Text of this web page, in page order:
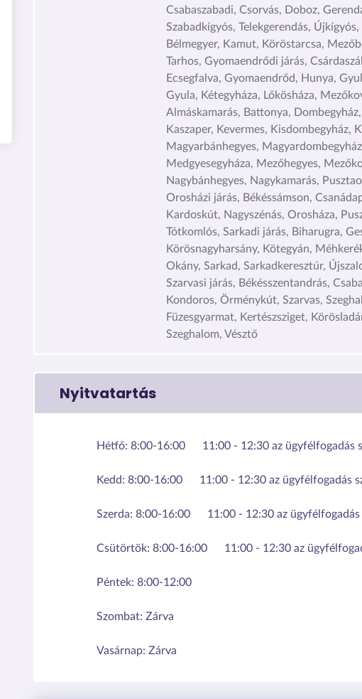
Csabaszabadi, Csorvás, Doboz,
Szabadkígyós, Telekgerendás, Újkígyós,
Bélmegyer, Kamut, Köröstarcsa,
Tarhos, Gyomaendrődi járás,
Ecsegfalva, Gyomaendrőd, Hunya,
Gyula, Kétegyháza, Lőkösháza,
Almáskamarás, Battonya,
Kaszaper, Kevermes, Kisdombegyház,
Magyarbánhegyes,
Medgyesegyháza, Mezőhegyes,
Nagybánhegyes, Nagykamarás,
Orosházi járás, Békéssámson,
Kardoskút, Nagyszénás, Orosháza,
Tótkomlós, Sarkadi járás, Biharugra,
Körösnagyharsány, Kötegyán,
Okány, Sarkad, Sarkadkeresztúr,
Szarvasi járás, Békésszentandrás,
Kondoros, Örménykút, Szarvas,
Füzesgyarmat, Kertészsziget,
Szeghalom, Vésztő
Nyitvatartás
Hétfő: 8:00-16:00 11:00 - 12:30 az ügyfélfogadás
Kedd: 8:00-16:00 11:00 - 12:30 az ügyfélfogadás
Szerda: 8:00-16:00 11:00 - 12:30 az ügyfélfogadás
Csütörtök: 8:00-16:00 11:00 - 12:30 az
Péntek: 8:00-12:00
Szombat: Zárva
Vasárnap: Zárva